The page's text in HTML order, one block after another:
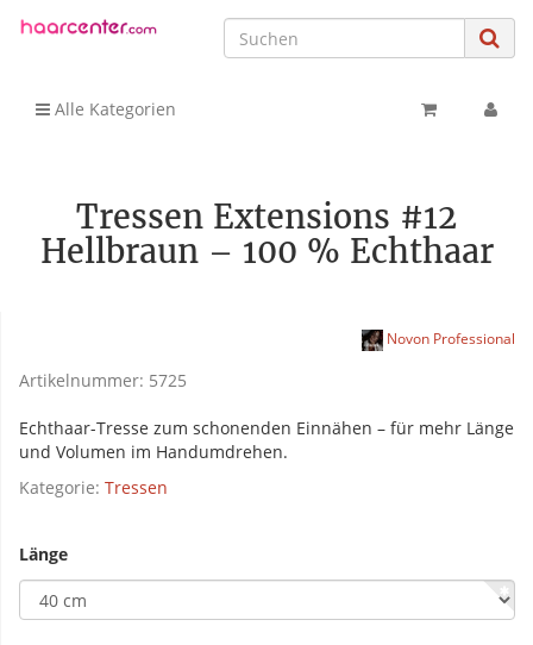
Alle Kategorien
Tressen Extensions #12
Hellbraun – 100 % Echthaar
Novon Professional
Artikelnummer: 5725
Echthaar-Tresse zum schonenden Einnähen – für mehr Länge
und Volumen im Handumdrehen.
Kategorie: Tressen
Länge